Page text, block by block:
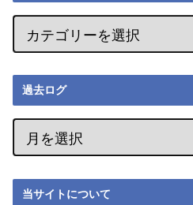
過去ログ
当サイトについて